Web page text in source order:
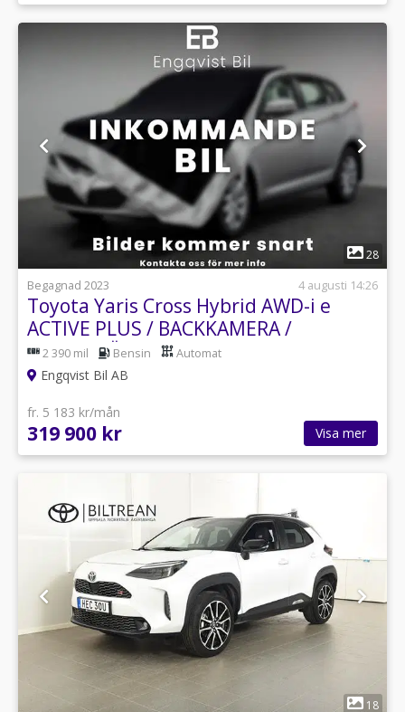
1
28
Begagnad 2023
4 augusti 14:26
Toyota Yaris Cross Hybrid AWD-i e
ACTIVE PLUS / BACKKAMERA /
MOTORVÄRMARE
2 390 mil Bensin Automat
Engqvist Bil AB
fr. 5 183 kr/mån
319 900 kr Visa mer
1 18